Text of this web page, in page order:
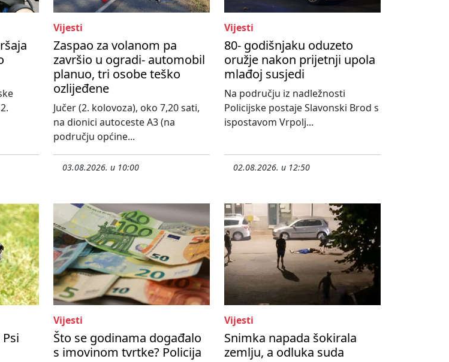
Vijesti
Zaspao za volanom pa
završio u ogradi- automobil
planuo, tri osobe teško
ozlijeđene
Jučer (2. kolovoza), oko 7,20 sati,
na dionici autoceste A3 (na
području općine...
03.08.2026. u 10:00
Vijesti
80- godišnjaku oduzeto
oružje nakon prijetnji upola
mlađoj susjedi
Na području iz nadležnosti
Policijske postaje Slavonski Brod s
ispostavom Vrpolj...
02.08.2026. u 12:50
Vijesti
Što se godinama događalo
s imovinom tvrtke? Policija
Vijesti
Snimka napada šokirala
zemlju, a odluka suda